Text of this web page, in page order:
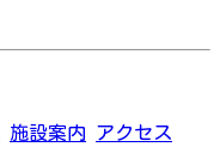
施設案内 アクセス